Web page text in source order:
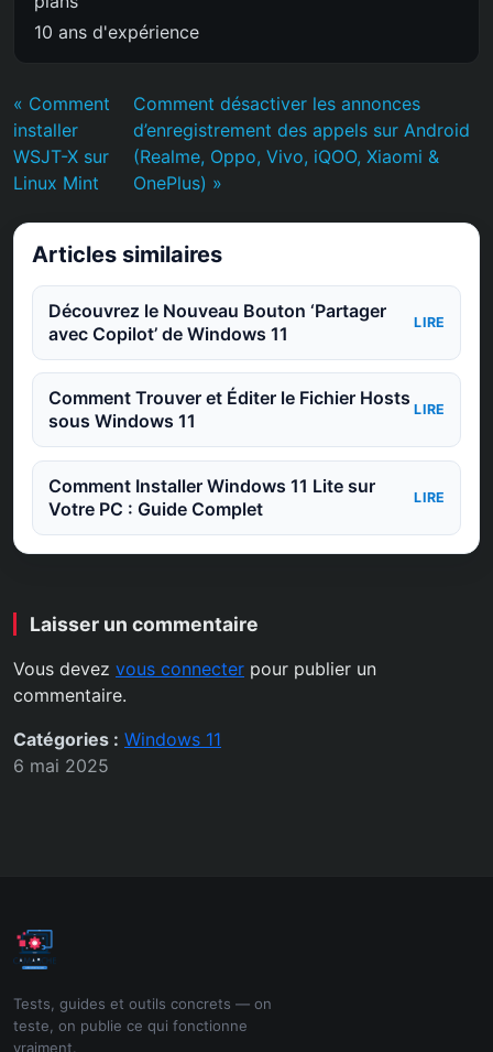
10 ans d'expérience
« Comment
installer
WSJT-X sur
Linux Mint
Comment désactiver les annonces
d’enregistrement des appels sur Android
(Realme, Oppo, Vivo, iQOO, Xiaomi &
OnePlus) »
Articles similaires
Découvrez le Nouveau Bouton ‘Partager
avec Copilot’ de Windows 11
LIRE
Comment Trouver et Éditer le Fichier Hosts
sous Windows 11
LIRE
Comment Installer Windows 11 Lite sur
Votre PC : Guide Complet
LIRE
Laisser un commentaire
Vous devez vous connecter pour publier un
commentaire.
Catégories : Windows 11
6 mai 2025
Tests, guides et outils concrets — on
teste, on publie ce qui fonctionne
vraiment.